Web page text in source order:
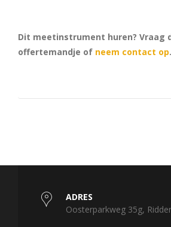
Dit meetinstrument huren? Vraag
offertemandje of neem contact op.
ADRES
Oosterparkweg 35g,